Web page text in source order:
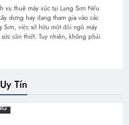
vụ thuê máy xúc tại Lạng Sơn Nếu
dựng hay đang tham gia vào các
Sơn, việc sở hữu một đội ngũ máy
cần thiết. Tuy nhiên, không phải
Tín